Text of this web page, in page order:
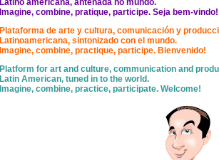
Latino americana, antenada no mundo.
Imagine, combine, pratique, participe. Seja bem-vindo!
Plataforma de arte y cultura, comunicación y
Latinoamericana, sintonizado con el mundo.
Imagine, combine, practique, participe. Bienvenido!
Platform for art and culture, communication and
Latin American, tuned in to the world.
Imagine, combine, practice, participate. Welcome!